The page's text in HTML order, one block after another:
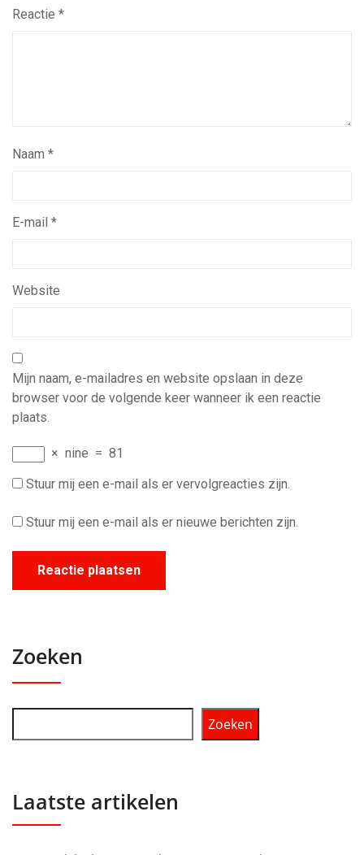
Reactie *
Naam *
E-mail *
Website
Mijn naam, e-mailadres en website opslaan in deze
browser voor de volgende keer wanneer ik een reactie
plaats.
× nine = 81
Stuur mij een e-mail als er vervolgreacties zijn.
Stuur mij een e-mail als er nieuwe berichten zijn.
Zoeken
Zoeken
Laatste artikelen